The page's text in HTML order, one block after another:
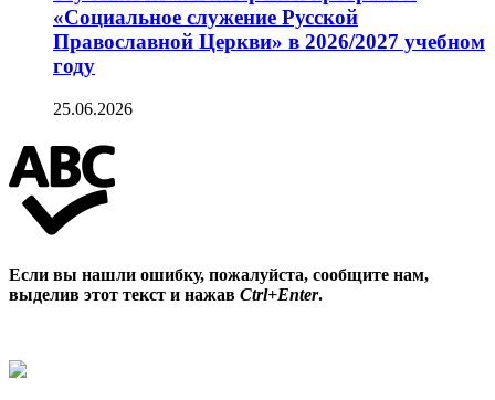
«Социальное служение Русской
Православной Церкви» в 2026/2027 учебном
году
25.06.2026
Если вы нашли ошибку, пожалуйста, сообщите нам,
выделив этот текст и нажав Ctrl+Enter.